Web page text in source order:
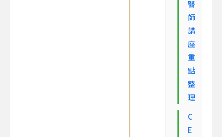
醫
師
講
座
重
點
整
理
C
E